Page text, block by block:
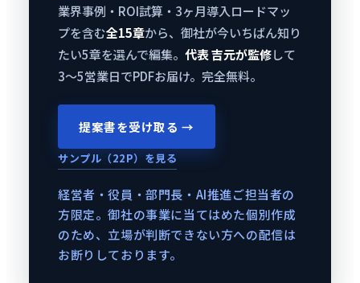
業界事例・ROI試算・3ヶ月導入ロードマッ
プを含む全15章から、御社が今いちばん知り
たい5章を選んで編集。 代表 吉元が監修して
3〜5営業日でPDFお届け。完全無料。
提案書を受け取る →
サンプル（22P）を見る
経営者・役員・部門長・AI推進ご担当者の
方限定。御社の事業に当てはめた個別作成
のため、立場が判断できない方への配信は
お断りしております。